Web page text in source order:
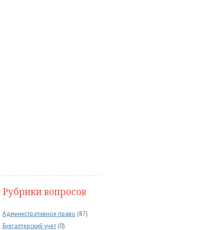
Рубрики вопросов
Административное право (87)
Бухгалтерский учет (0)